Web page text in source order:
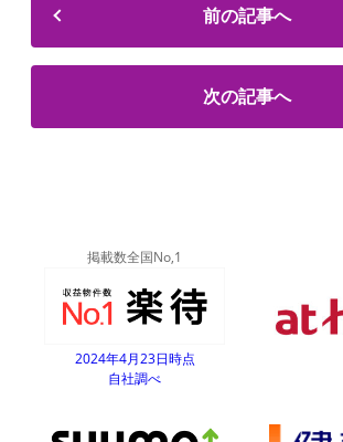
前の記事へ
次の記事へ
掲載数全国No,1
2024年4月23日時点
自社調べ